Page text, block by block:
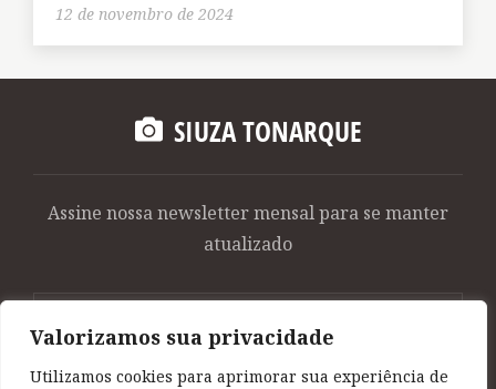
Valorizamos sua privacidade
Utilizamos cookies para aprimorar sua experiência de
12 de novembro de 2024
SIUZA TONARQUE
Assine nossa newsletter mensal para se manter
atualizado